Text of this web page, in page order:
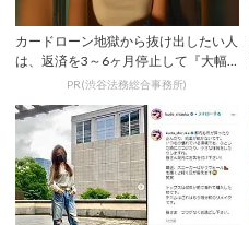
カードローン地獄から抜け出したい人
は、返済を3～6ヶ月停止して『大幅
に減額してか...PR(渋谷法務総合事務所)